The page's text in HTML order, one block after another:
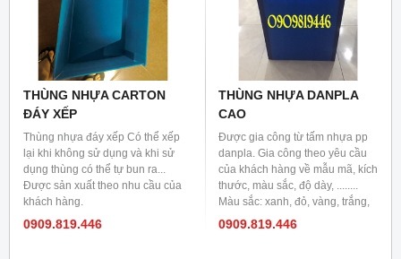
THÙNG NHỰA CARTON
ĐÁY XẾP
Thùng nhựa đáy xếp Có thể xếp
lại khi không sử dụng và khi sử
dụng thùng có thể tự bun ra...
Được sản xuất theo nhu cầu của
khách hàng.
0909.819.446
THÙNG NHỰA DANPLA
CAO
Được gia công từ tấm nhựa pp
danpla. Gia công theo yêu cầu
của khách hàng về mẫu mã, kích
thước, màu sắc, độ dày, ........
Màu sắc: xanh, đỏ, vàng, trắng,
đen,.........
0909.819.446